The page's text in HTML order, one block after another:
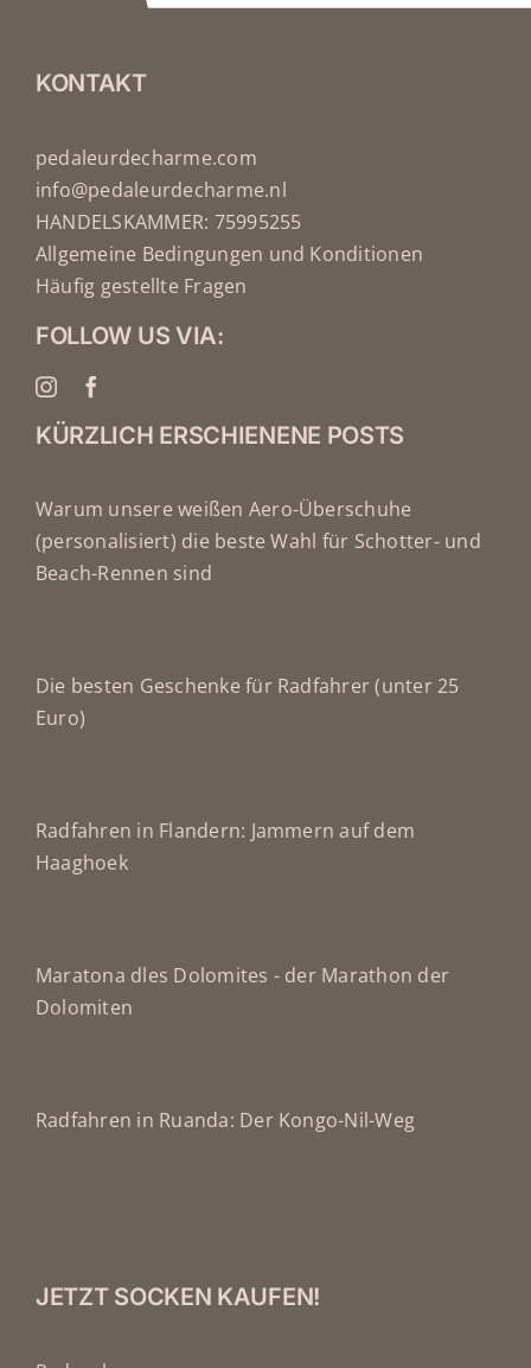
KONTAKT
pedaleurdecharme.com
info@pedaleurdecharme.nl
HANDELSKAMMER: 75995255
Allgemeine Bedingungen und Konditionen
Häufig gestellte Fragen
FOLLOW US VIA:
KÜRZLICH ERSCHIENENE POSTS
Warum unsere weißen Aero-Überschuhe
(personalisiert) die beste Wahl für Schotter- und
Beach-Rennen sind
Die besten Geschenke für Radfahrer (unter 25
Euro)
Radfahren in Flandern: Jammern auf dem
Haaghoek
Maratona dles Dolomites - der Marathon der
Dolomiten
Radfahren in Ruanda: Der Kongo-Nil-Weg
JETZT SOCKEN KAUFEN!